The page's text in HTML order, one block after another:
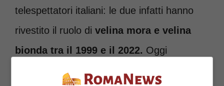
telespettatori italiani: le due infatti hanno
rivestito il ruolo di velina mora e velina
bionda tra il 1999 e il 2022. Oggi
Elisabetta ammette candidamente che